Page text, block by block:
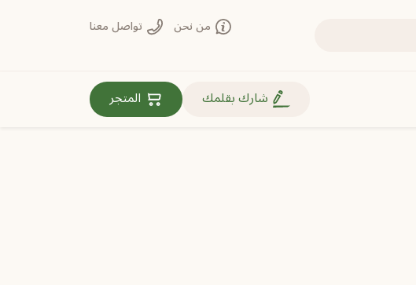
من نحن تواصل معنا
روابط مهمة
شارك بقلمك المتجر